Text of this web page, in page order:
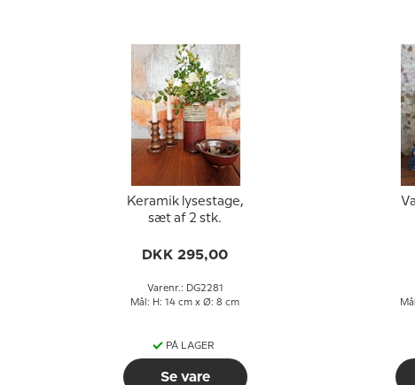
Keramik lysestage,
sæt af 2 stk.
DKK 295,00
Varenr.: DG2281
Mål: H: 14 cm x Ø: 8 cm
PÅ LAGER
Se vare